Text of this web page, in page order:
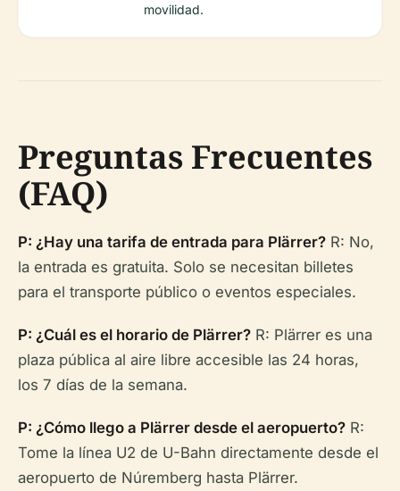
movilidad.
Preguntas Frecuentes
(FAQ)
P: ¿Hay una tarifa de entrada para Plärrer? R: No,
la entrada es gratuita. Solo se necesitan billetes
para el transporte público o eventos especiales.
P: ¿Cuál es el horario de Plärrer? R: Plärrer es una
plaza pública al aire libre accesible las 24 horas,
los 7 días de la semana.
P: ¿Cómo llego a Plärrer desde el aeropuerto? R:
Tome la línea U2 de U-Bahn directamente desde el
aeropuerto de Núremberg hasta Plärrer.